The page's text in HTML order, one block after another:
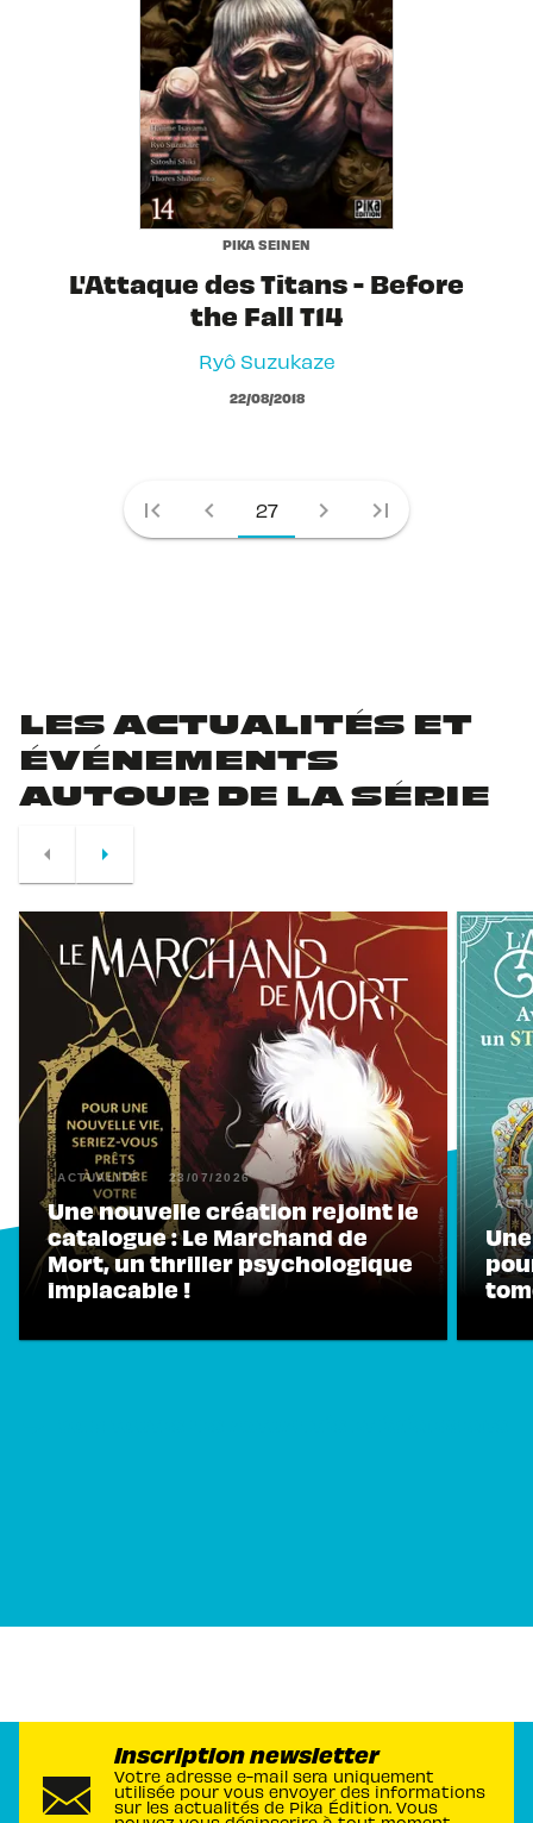
PIKA SEINEN
L'Attaque des Titans - Before
the Fall T14
Ryô Suzukaze
22/08/2018
first_page chevron_left 27 chevron_right last_page
LES ACTUALITÉS ET
ÉVÉNEMENTS
AUTOUR DE LA SÉRIE
arrow_left
arrow_right
ACTUALITÉ 23/07/2026
Une nouvelle création rejoint le
catalogue : Le Marchand de
Mort, un thriller psychologique
implacable !
Inscription newsletter
Votre adresse e-mail sera uniquement
utilisée pour vous envoyer des informations
sur les actualités de Pika Édition. Vous